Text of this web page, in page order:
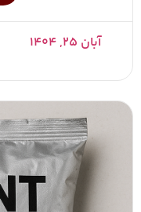
آبان ۲۵, ۱۴۰۴